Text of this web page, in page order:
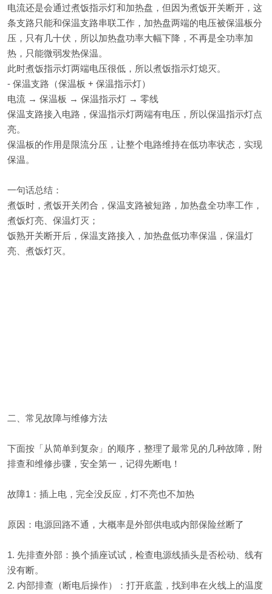
电流还是会通过煮饭指示灯和加热盘，但因为煮饭开关断开，这
条支路只能和保温支路串联工作，加热盘两端的电压被保温板分
压，只有几十伏，所以加热盘功率大幅下降，不再是全功率加
热，只能微弱发热保温。
此时煮饭指示灯两端电压很低，所以煮饭指示灯熄灭。
- 保温支路（保温板 + 保温指示灯）
电流 → 保温板 → 保温指示灯 → 零线
保温支路接入电路，保温指示灯两端有电压，所以保温指示灯点
亮。
保温板的作用是限流分压，让整个电路维持在低功率状态，实现
保温。
一句话总结：
煮饭时，煮饭开关闭合，保温支路被短路，加热盘全功率工作，
煮饭灯亮、保温灯灭；
饭熟开关断开后，保温支路接入，加热盘低功率保温，保温灯
亮、煮饭灯灭。
二、常见故障与维修方法
下面按「从简单到复杂」的顺序，整理了最常见的几种故障，附
排查和维修步骤，安全第一，记得先断电！
故障1：插上电，完全没反应，灯不亮也不加热
原因：电源回路不通，大概率是外部供电或内部保险丝断了
1. 先排查外部：换个插座试试，检查电源线插头是否松动、线有
没有断。
2. 内部排查（断电后操作）：打开底盖，找到串在火线上的温度